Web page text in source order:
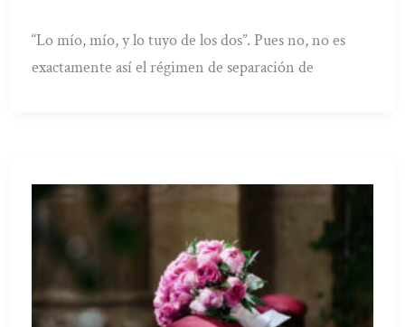
“Lo mío, mío, y lo tuyo de los dos”. Pues no, no es
exactamente así el régimen de separación de